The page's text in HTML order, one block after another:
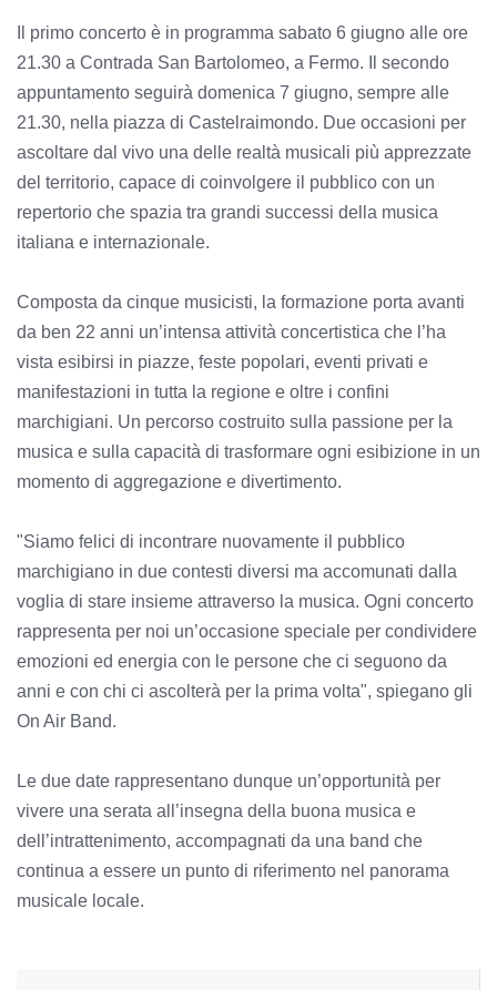
Il primo concerto è in programma sabato 6 giugno alle ore
21.30 a Contrada San Bartolomeo, a Fermo. Il secondo
appuntamento seguirà domenica 7 giugno, sempre alle
21.30, nella piazza di Castelraimondo. Due occasioni per
ascoltare dal vivo una delle realtà musicali più apprezzate
del territorio, capace di coinvolgere il pubblico con un
repertorio che spazia tra grandi successi della musica
italiana e internazionale.
Composta da cinque musicisti, la formazione porta avanti
da ben 22 anni un’intensa attività concertistica che l’ha
vista esibirsi in piazze, feste popolari, eventi privati e
manifestazioni in tutta la regione e oltre i confini
marchigiani. Un percorso costruito sulla passione per la
musica e sulla capacità di trasformare ogni esibizione in un
momento di aggregazione e divertimento.
"Siamo felici di incontrare nuovamente il pubblico
marchigiano in due contesti diversi ma accomunati dalla
voglia di stare insieme attraverso la musica. Ogni concerto
rappresenta per noi un’occasione speciale per condividere
emozioni ed energia con le persone che ci seguono da
anni e con chi ci ascolterà per la prima volta", spiegano gli
On Air Band.
Le due date rappresentano dunque un’opportunità per
vivere una serata all’insegna della buona musica e
dell’intrattenimento, accompagnati da una band che
continua a essere un punto di riferimento nel panorama
musicale locale.